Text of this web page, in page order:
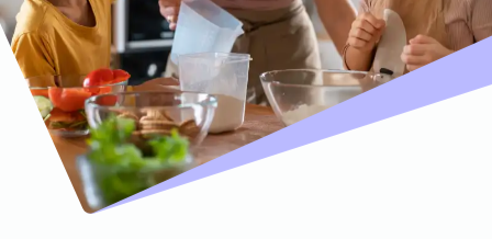
Wohnungsschutzbrief
Zur
Produktübersicht
Gewässerschadenhaftpflicht
Zur
Produktübersicht
Produktübersicht
Reisehaftpflichtversicherung
Reiserücktrittsversicherung
Zur
Produktübersicht
Zur
Produktübersicht
Zur
Produktübersicht
Zur
Produktübersicht
Montageversicherung
Zur
Produktübersicht
Gruppenunfall für
Betriebe
Gruppenunfall für
Vereine
Kunstversicherung
Ausstellungsversicherung
Valorenversicherung
Oldtimersammlungsversicherung